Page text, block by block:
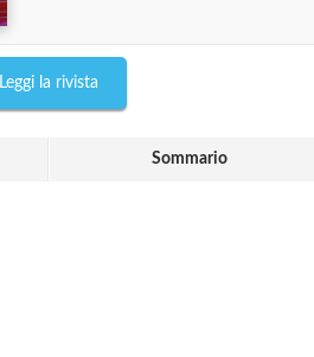
Leggi la rivista
Sommario